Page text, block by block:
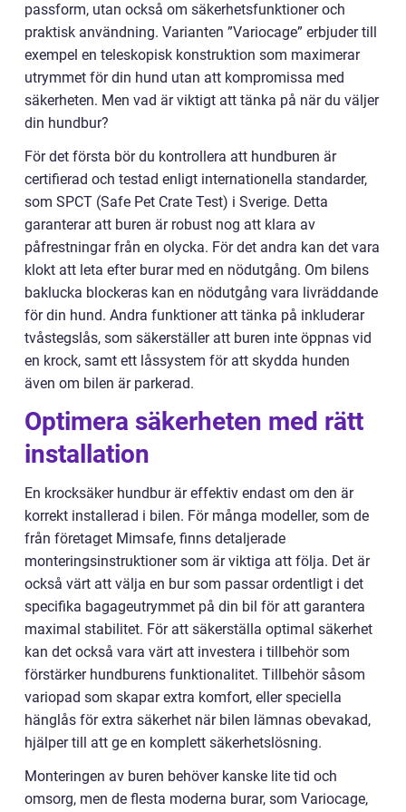
passform, utan också om säkerhetsfunktioner och
praktisk användning. Varianten ”Variocage” erbjuder till
exempel en teleskopisk konstruktion som maximerar
utrymmet för din hund utan att kompromissa med
säkerheten. Men vad är viktigt att tänka på när du väljer
din hundbur?
För det första bör du kontrollera att hundburen är
certifierad och testad enligt internationella standarder,
som SPCT (Safe Pet Crate Test) i Sverige. Detta
garanterar att buren är robust nog att klara av
påfrestningar från en olycka. För det andra kan det vara
klokt att leta efter burar med en nödutgång. Om bilens
baklucka blockeras kan en nödutgång vara livräddande
för din hund. Andra funktioner att tänka på inkluderar
tvåstegslås, som säkerställer att buren inte öppnas vid
en krock, samt ett låssystem för att skydda hunden
även om bilen är parkerad.
Optimera säkerheten med rätt
installation
En krocksäker hundbur är effektiv endast om den är
korrekt installerad i bilen. För många modeller, som de
från företaget Mimsafe, finns detaljerade
monteringsinstruktioner som är viktiga att följa. Det är
också värt att välja en bur som passar ordentligt i det
specifika bagageutrymmet på din bil för att garantera
maximal stabilitet. För att säkerställa optimal säkerhet
kan det också vara värt att investera i tillbehör som
förstärker hundburens funktionalitet. Tillbehör såsom
variopad som skapar extra komfort, eller speciella
hänglås för extra säkerhet när bilen lämnas obevakad,
hjälper till att ge en komplett säkerhetslösning.
Monteringen av buren behöver kanske lite tid och
omsorg, men de flesta moderna burar, som Variocage,